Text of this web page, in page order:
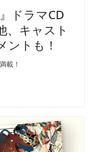
ドラマCD
、キャスト
ントも！
載！